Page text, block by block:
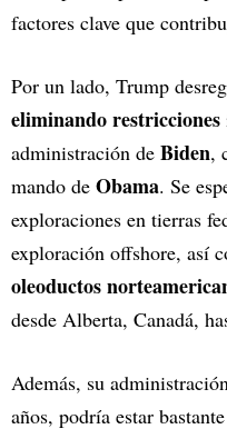
factores clave que
Por un lado, Trump
eliminando restricciones
administración de Biden,
mando de Obama. Se
exploraciones en tierras
exploración offshore, así
oleoductos
desde Alberta, Canadá,
Además, su
años, podría estar